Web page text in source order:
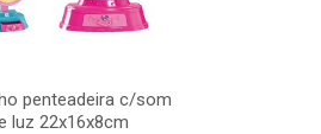
penteadeira c/som
luz 22x16x8cm